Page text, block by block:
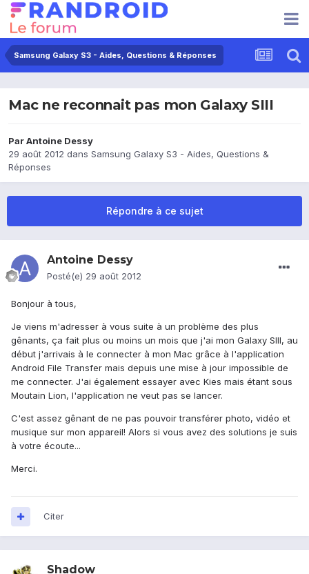
Samsung Galaxy S3 - Aides, Questions & Réponses
Mac ne reconnait pas mon Galaxy SIII
ParAntoine Dessy
29 août 2012 dans Samsung Galaxy S3 - Aides, Questions &
Réponses
Répondre à ce sujet
Antoine Dessy
Posté(e) 29 août 2012
Bonjour à tous,
Je viens m'adresser à vous suite à un problème des plus
gênants, ça fait plus ou moins un mois que j'ai mon Galaxy SIII, au
début j'arrivais à le connecter à mon Mac grâce à l'application
Android File Transfer mais depuis une mise à jour impossible de
me connecter. J'ai également essayer avec Kies mais étant sous
Moutain Lion, l'application ne veut pas se lancer.
C'est assez gênant de ne pas pouvoir transférer photo, vidéo et
musique sur mon appareil! Alors si vous avez des solutions je suis
à votre écoute...
Merci.
Citer
Shadow